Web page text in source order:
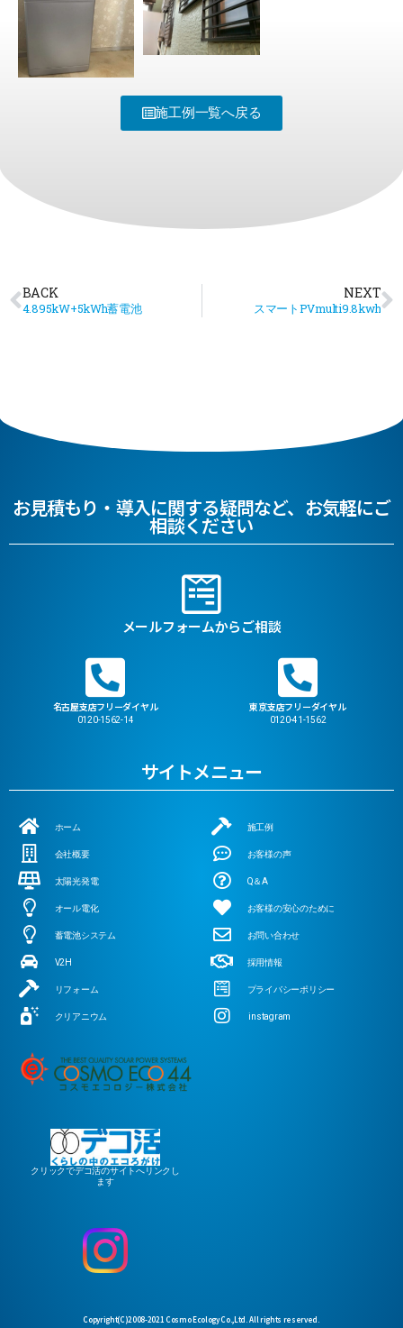
施工例一覧へ戻る
BACK
4.895kW+5kWh蓄電池
NEXT
スマートPVmulti9.8kwh
お見積もり・導入に関する疑問など、お気軽にご
相談ください
メールフォームからご相談
名古屋支店フリーダイヤル
0120-1562-14
東京支店フリーダイヤル
0120-41-1562
サイトメニュー
ホーム
会社概要
太陽光発電
オール電化
蓄電池システム
V2H
リフォーム
クリアニウム
施工例
お客様の声
Q＆A
お客様の安心のために
お問い合わせ
採用情報
プライバシーポリシー
instagram
クリックでデコ活のサイトへリンクし
ます
Copyright(C)2008-2021 Cosmo Ecology Co.,Ltd. All rights reserved.